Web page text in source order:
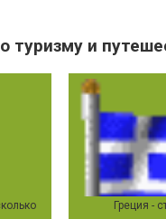
туризму и
Греция -